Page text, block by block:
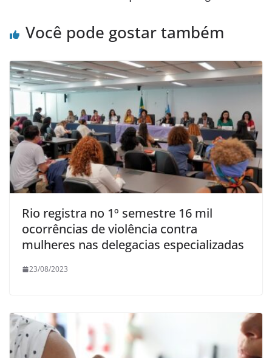
Você pode gostar também
Rio registra no 1º semestre 16 mil
ocorrências de violência contra
mulheres nas delegacias especializadas
23/08/2023